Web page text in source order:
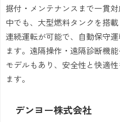
据付・メンテナンスまで一貫対
中でも、大型燃料タンクを搭
連続運転が可能で、自動保守
ます。遠隔操作・遠隔診断機
モデルもあり、安全性と快適
ます。
デンヨー株式会社